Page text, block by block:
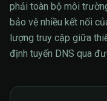
phải toàn bộ môi
bảo vệ nhiều kết nối
lượng truy cập giữa
định tuyến DNS qua